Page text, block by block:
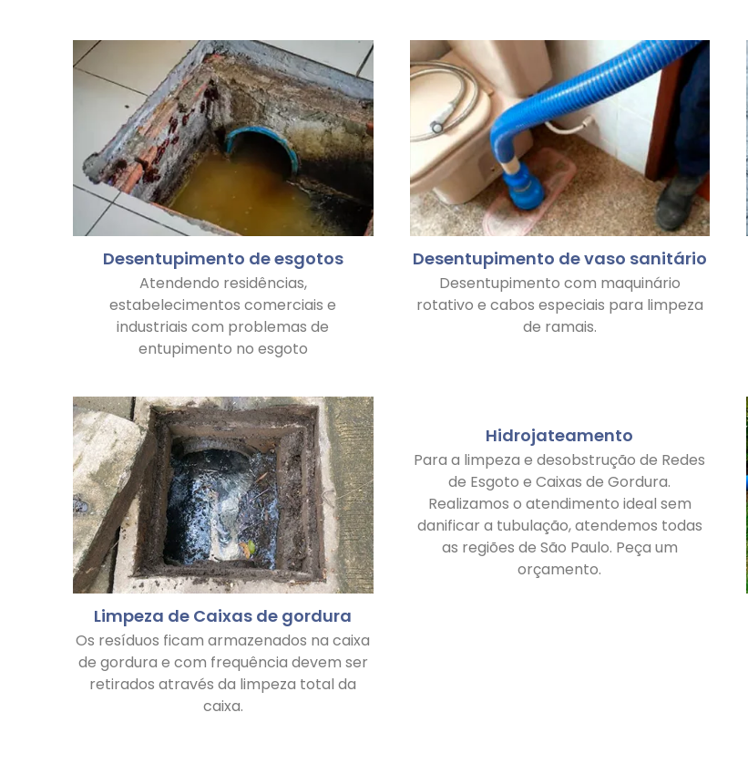
Desentupimento de esgotos
Atendendo residências,
estabelecimentos comerciais e
industriais com problemas de
entupimento no esgoto
Desentupimento de vaso sanitário
Desentupimento com maquinário
rotativo e cabos especiais para limpeza
de ramais.
Limpeza de Caixas de gordura
Os resíduos ficam armazenados na caixa
de gordura e com frequência devem ser
retirados através da limpeza total da
caixa.
Hidrojateamento
Para a limpeza e desobstrução de Redes
de Esgoto e Caixas de Gordura.
Realizamos o atendimento ideal sem
danificar a tubulação, atendemos todas
as regiões de São Paulo. Peça um
orçamento.